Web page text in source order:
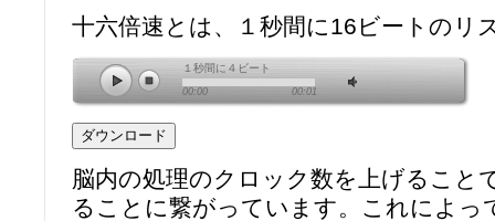
十六倍速とは、１秒間に16ビートの
00:00 00:01
１秒間に４ビート
脳内の処理のクロック数を上げること
ることに繋がっています。これによっ